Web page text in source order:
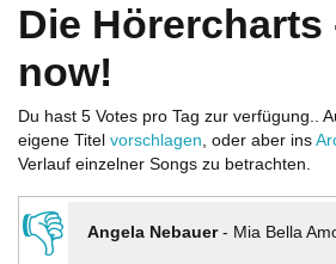
Die Hörercharts
now!
Du hast 5 Votes pro Tag zur verfügung..
eigene Titel vorschlagen, oder aber ins
Verlauf einzelner Songs zu betrachten.
👎 Angela Nebauer- Mia Bella